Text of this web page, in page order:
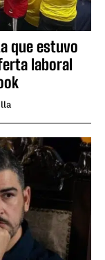
que estuvo
laboral